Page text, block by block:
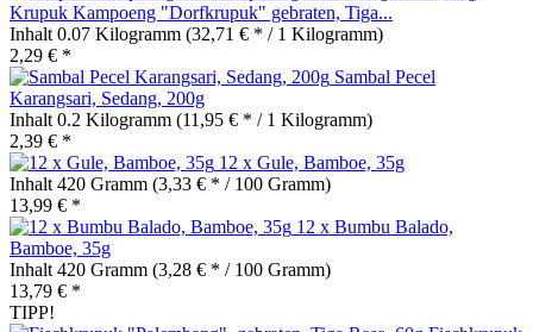
Krupuk Kampoeng "Dorfkrupuk" gebraten, Tiga...
Inhalt 0.07 Kilogramm (32,71 € * / 1 Kilogramm)
2,29 € *
Sambal Pecel
Karangsari, Sedang, 200g
Inhalt 0.2 Kilogramm (11,95 € * / 1 Kilogramm)
2,39 € *
12 x Gule, Bamboe, 35g
Inhalt 420 Gramm (3,33 € * / 100 Gramm)
13,99 € *
12 x Bumbu Balado,
Bamboe, 35g
Inhalt 420 Gramm (3,28 € * / 100 Gramm)
13,79 € *
TIPP!